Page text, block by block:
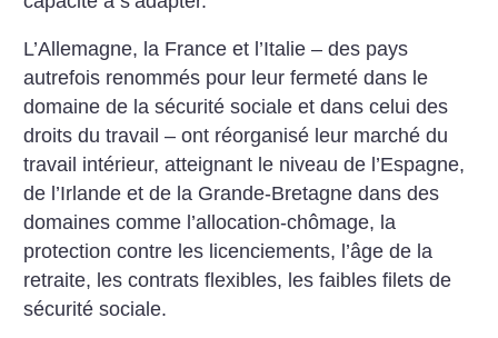
L’Allemagne, la France et l’Italie – des pays
autrefois renommés pour leur fermeté dans le
domaine de la sécurité sociale et dans celui des
droits du travail – ont réorganisé leur marché du
travail intérieur, atteignant le niveau de l’Espagne,
de l’Irlande et de la Grande-Bretagne dans des
domaines comme l’allocation-chômage, la
protection contre les licenciements, l’âge de la
retraite, les contrats flexibles, les faibles filets de
sécurité sociale.